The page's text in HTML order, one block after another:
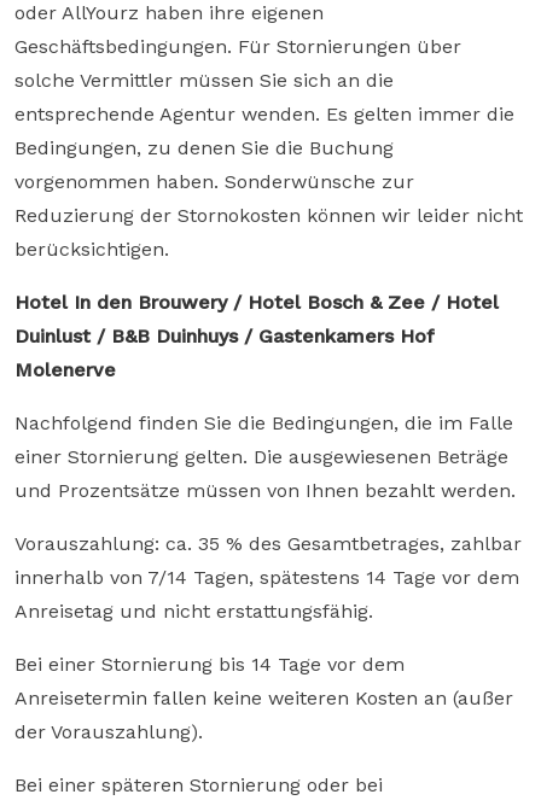
oder AllYourz haben ihre eigenen
Geschäftsbedingungen. Für Stornierungen über
solche Vermittler müssen Sie sich an die
entsprechende Agentur wenden. Es gelten immer die
Bedingungen, zu denen Sie die Buchung
vorgenommen haben. Sonderwünsche zur
Reduzierung der Stornokosten können wir leider nicht
berücksichtigen.
Hotel In den Brouwery / Hotel Bosch & Zee / Hotel
Duinlust / B&B Duinhuys / Gastenkamers Hof
Molenerve
Nachfolgend finden Sie die Bedingungen, die im Falle
einer Stornierung gelten. Die ausgewiesenen Beträge
und Prozentsätze müssen von Ihnen bezahlt werden.
Vorauszahlung: ca. 35 % des Gesamtbetrages, zahlbar
innerhalb von 7/14 Tagen, spätestens 14 Tage vor dem
Anreisetag und nicht erstattungsfähig.
Bei einer Stornierung bis 14 Tage vor dem
Anreisetermin fallen keine weiteren Kosten an (außer
der Vorauszahlung).
Bei einer späteren Stornierung oder bei